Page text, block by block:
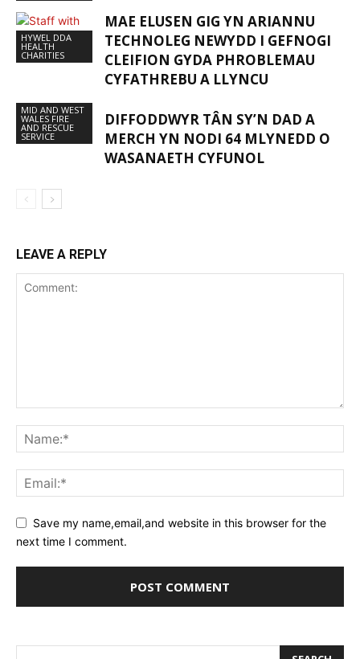
HYWEL DDA
HEALTH
CHARITIES
MAE ELUSEN GIG YN ARIANNU
TECHNOLEG NEWYDD I GEFNOGI
CLEIFION GYDA PHROBLEMAU
CYFATHREBU A LLYNCU
MID AND WEST
WALES FIRE
AND RESCUE
SERVICE
DIFFODDWYR TÂN SY’N DAD A
MERCH YN NODI 64 MLYNEDD O
WASANAETH CYFUNOL
LEAVE A REPLY
Save my name,email,and website in this browser for the
next time I comment.